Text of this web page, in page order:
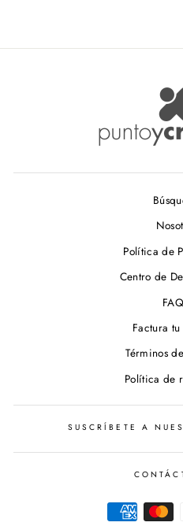
Política de
Centro de
Factura
Términos
Política de
SUSCRÍBETE A